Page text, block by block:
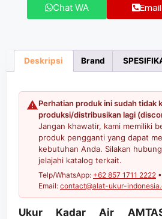
Chat WA Email
Deskripsi Brand
Perhatian produk ini sudah tidak
produksi/distribusikan lagi
Jangan khawatir, kami memiliki
produk pengganti yang dapat
kebutuhan Anda. Silakan
jelajahi katalog terkait.
Telp/WhatsApp: +62 857 1711 2222 •
Email: contact@alat-ukur-
Ukur Kadar Air